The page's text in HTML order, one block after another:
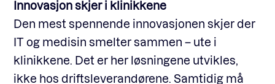
Innovasjon skjer i klinikkene
Den mest spennende innovasjonen skjer der
IT og medisin smelter sammen – ute i
klinikkene. Det er her løsningene utvikles,
ikke hos driftsleverandørene. Samtidig må